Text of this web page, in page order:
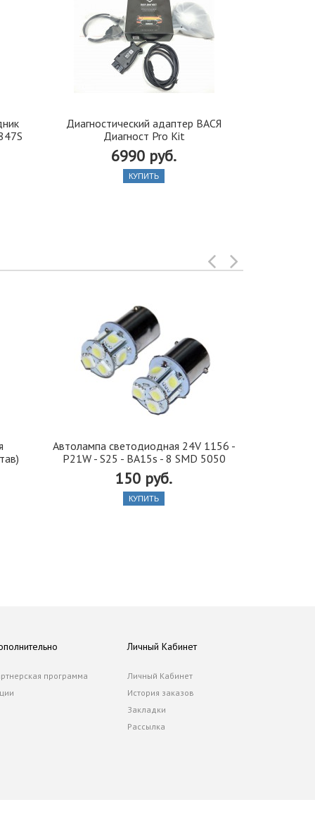
Диагностический адаптер ВАСЯ
Диагност Pro Kit
6990 руб.
КУПИТЬ
Автолампа cветодиодная 24V 1156 -
P21W - S25 - BA15s - 8 SMD 5050
150 руб.
КУПИТЬ
программа
Личный Кабинет
Личный Кабинет
История заказов
Закладки
Рассылка